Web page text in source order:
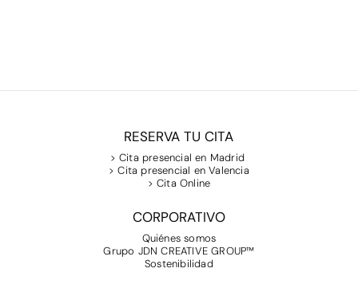
RESERVA TU CITA
> Cita presencial en Madrid
> Cita presencial en Valencia
> Cita Online
CORPORATIVO
Quiénes somos
Grupo JDN CREATIVE GROUP™
Sostenibilidad